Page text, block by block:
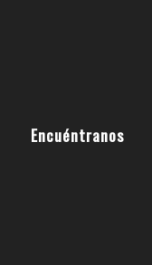
Encuéntranos